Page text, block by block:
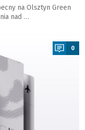
na Olsztyn Green
nad …
0